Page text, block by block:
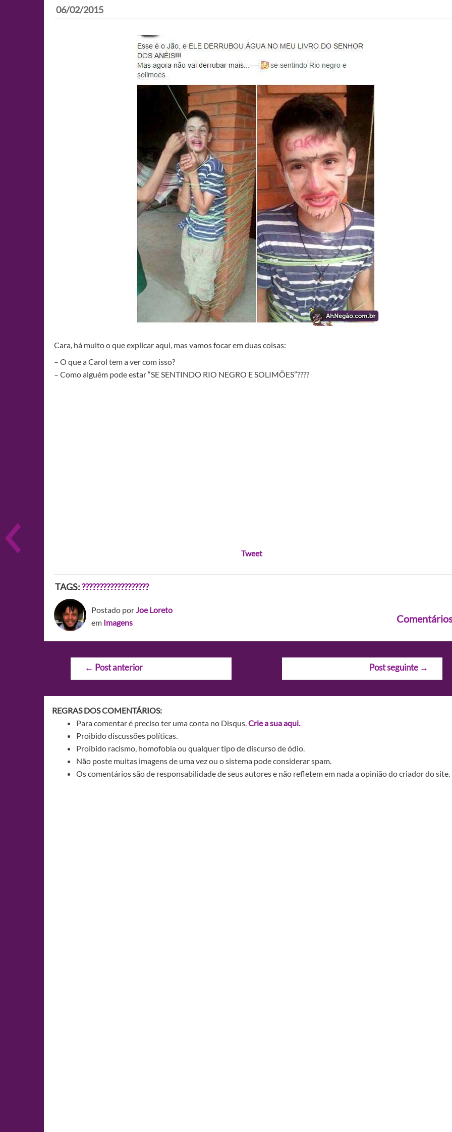
06/02/2015
Cara, há muito o que explicar aqui, mas vamos focar em duas coisas:
– O que a Carol tem a ver com isso?
– Como alguém pode estar “SE SENTINDO RIO NEGRO E SOLIMÕES”????
Tweet
TAGS:???????????????????
Postado porJoe Loreto
em Imagens
Navegação
← Post anterior Post seguinte →
REGRAS DOS COMENTÁRIOS:
Para comentar é preciso ter uma conta no Disqus.Crie a sua aqui.
Proibido discussões políticas.
Proibido racismo, homofobia ou qualquer tipo de discurso de ódio.
Não poste muitas imagens de uma vez ou o sistema pode considerar spam.
Os comentários são de responsabilidade de seus autores e não refletem em nada a opinião do criador do site.